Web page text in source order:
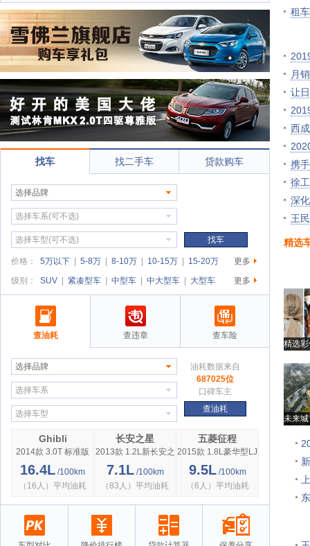
m
次
找车 找二手车 贷款购车
选择品牌
选择车系(可不选)
选择车型(可不选) 找车
价格： 5万以下 5-8万 8-10万 10-15万 15-20万
更多
级别：
SUV 紧凑型车 中型车 中大型车 大型车 更多
查油耗 查违章 查车险
选择品牌
选择车系
选择车型
油耗数据来自
687025位
口碑车主
查油耗
Ghibli
2014款 3.0T 标准版
16.4L /100km
（16人）平均油耗
长安之星
2013款 1.2L新长安之
星标准型
7.1L/100km
（83人）平均油耗
五菱征程
2015款 1.8L豪华型LJ
479QE2
9.5L/100km
（6人）平均油耗
租
月
让
西
携
徐
深
王
精选
精选
未来